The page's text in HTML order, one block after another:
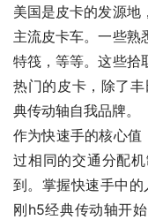
美国是皮卡的发源地
主流皮卡车。一些熟
特筏，等等。这些拾
热门的皮卡，除了
典传动轴自我品牌。
作为快速手的核心值
过相同的交通分配
到。掌握快速手中
刚h5经典传动轴开